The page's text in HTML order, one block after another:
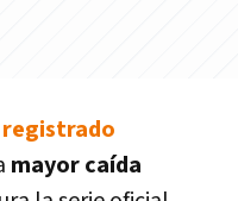
mayor caída